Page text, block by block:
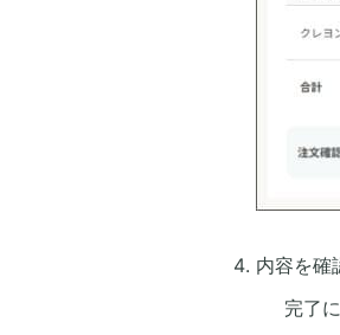
内容を確
完了